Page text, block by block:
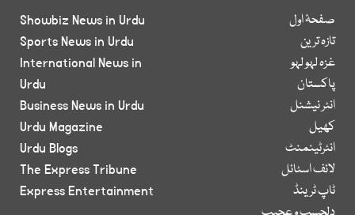
صفحۂ اول
تازہ ترین
غزہ لہو لہو
پاکستان
انٹر نیشنل
کھیل
انٹرٹینمنٹ
لائف اسٹائل
ٹاپ ٹرینڈ
Showbiz News in Urdu
Sports News in Urdu
International News in
Urdu
Business News in Urdu
Urdu Magazine
Urdu Blogs
The Express Tribune
Express Entertainment